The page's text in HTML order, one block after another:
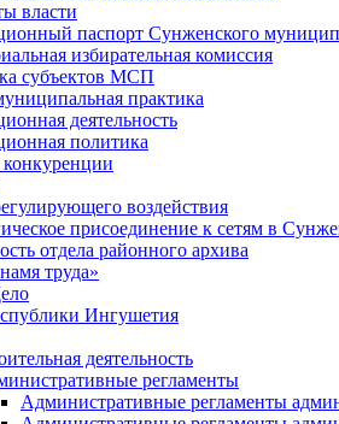
власти
паспорт Сунженского
избирательная комиссия
субъектов МСП
практика
деятельность
политика
конкуренции
воздействия
присоединение к сетям в
отдела районного архива
труда»
Ингушетия
деятельность
регламенты
Административные регламенты